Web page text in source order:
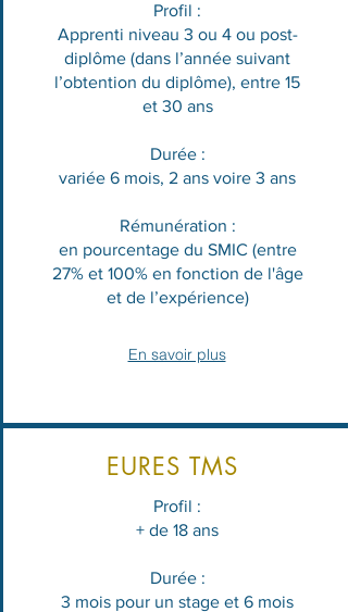
Profil :
Apprenti niveau 3 ou 4 ou post-
diplôme (dans l’année suivant
l’obtention du diplôme), entre 15
et 30 ans
Durée :
variée 6 mois, 2 ans voire 3 ans
Rémunération :
en pourcentage du SMIC (entre
27% et 100% en fonction de l'âge
et de l’expérience)
En savoir plus
EURES TMS
Profil :
+ de 18 ans
Durée :
3 mois pour un stage et 6 mois